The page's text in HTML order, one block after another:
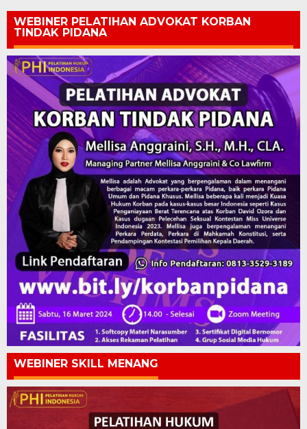
WEBINER PELATIHAN ADVOKAT KORBAN
TINDAK PIDANA
WEBINER SKILL MENANG